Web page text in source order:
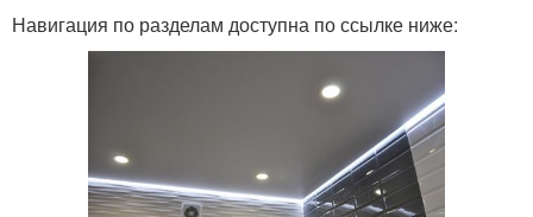
Навигация по разделам доступна по ссылке ниже: